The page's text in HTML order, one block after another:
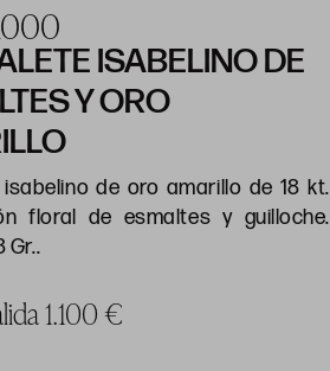
ISABELINO DE
Y ORO
isabelino de oro amarillo de 18 kt.
floral de esmaltes y guilloche.
Gr..
1.100 €